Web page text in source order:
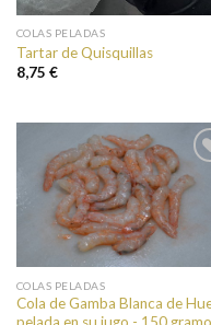
COLAS PELADAS
Tartar de Quisquillas
8,75 €
Añadir
COLAS PELADAS
Cola de Gamba Blanca de